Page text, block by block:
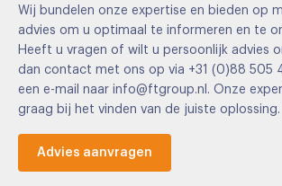
Wij bundelen onze expertise en bieden op
advies om u optimaal te informeren en te
Heeft u vragen of wilt u persoonlijk advies
dan contact met ons op via +31 (0)88 505
een e-mail naar info@ftgroup.nl. Onze
graag bij het vinden van de juiste oplossing.
Advies aanvragen